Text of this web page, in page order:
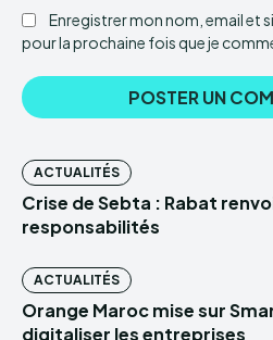
Enregistrer mon nom, email et
pour la prochaine fois que je
ACTUALITÉS
Crise de Sebta : Rabat
responsabilités
ACTUALITÉS
Orange Maroc mise sur
digitaliser les entreprises